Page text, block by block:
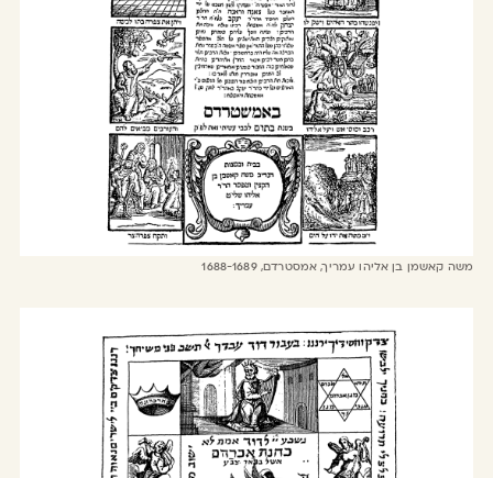
משה קאשמן בן אליהו עמריך, אמסטרדם, 1688-1689